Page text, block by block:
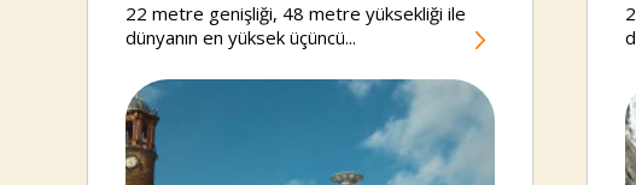
22 metre genişliği, 48 metre yüksekliği ile
dünyanın en yüksek üçüncü...